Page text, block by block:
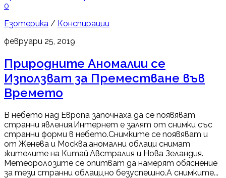
0
Езотерика / Конспирации
февруари 25, 2019
Природните Аномалии се
Използват за Преместване във
Времето
В небето над Европа започнаха да се появяват
странни явления.Интернет е залят от снимки със
странни форми в небето.Снимките се появяват и
от Женева и Москва,аномални облаци снимат
жителите на Китай,Австралия и Нова Зеландия.
Метеоролозите се опитват да намерят обяснение
за тези странни облаци,но безуспешно.А снимките...